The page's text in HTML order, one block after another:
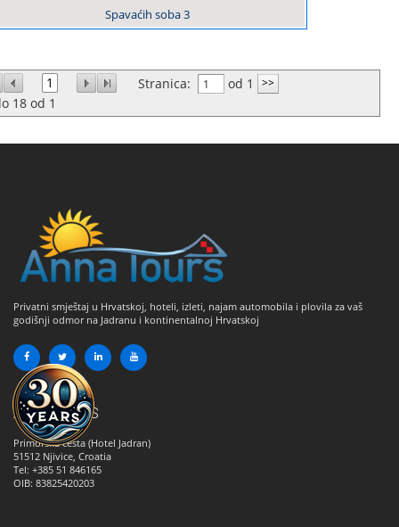
Spavaćih soba3
1 Stranica:
od 1
18 od 1
Privatni smještaj u Hrvatskoj, hoteli, izleti, najam automobila i plovila za vaš
godišnji odmor na Jadranu i kontinentalnoj Hrvatskoj
ANNA TOURS
Primorska cesta (Hotel Jadran)
51512 Njivice, Croatia
Tel: +385 51 846165
OIB: 83825420203